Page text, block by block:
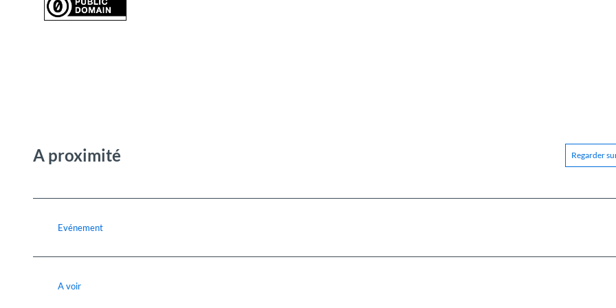
A proximité Regarder
Evénement
A voir